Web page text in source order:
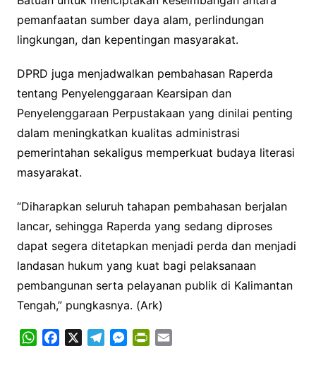
pemanfaatan sumber daya alam, perlindungan
lingkungan, dan kepentingan masyarakat.
DPRD juga menjadwalkan pembahasan Raperda
tentang Penyelenggaraan Kearsipan dan
Penyelenggaraan Perpustakaan yang dinilai penting
dalam meningkatkan kualitas administrasi
pemerintahan sekaligus memperkuat budaya literasi
masyarakat.
“Diharapkan seluruh tahapan pembahasan berjalan
lancar, sehingga Raperda yang sedang diproses
dapat segera ditetapkan menjadi perda dan menjadi
landasan hukum yang kuat bagi pelaksanaan
pembangunan serta pelayanan publik di Kalimantan
Tengah,” pungkasnya. (Ark)
W
M